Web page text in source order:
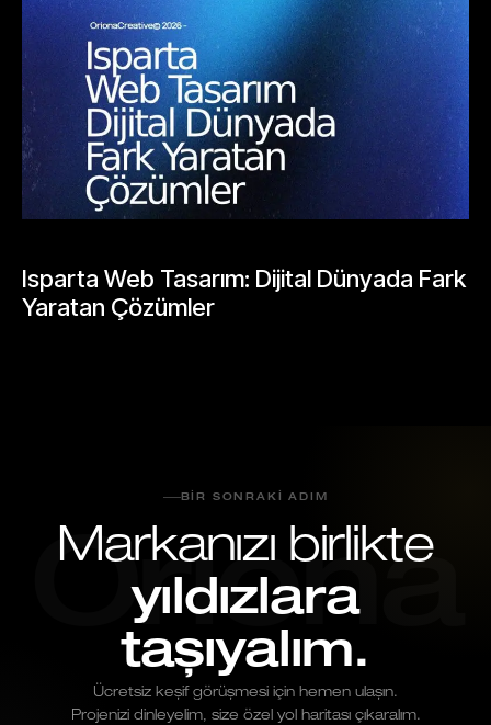
Isparta Web Tasarım: Dijital Dünyada Fark
Yaratan Çözümler
Oriona
BIR SONRAKI ADIM
Markanızı birlikte
yıldızlara
taşıyalım.
Ücretsiz keşif görüşmesi için hemen ulaşın.
Projenizi dinleyelim, size özel yol haritası çıkaralım.